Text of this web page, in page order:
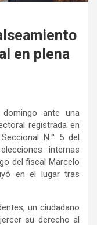
en plena
ante una
registrada en
N.° 5 del
internas
del fiscal Marcelo
en el lugar tras
un ciudadano
su derecho al